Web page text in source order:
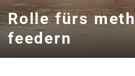
Rolle fürs
feedern